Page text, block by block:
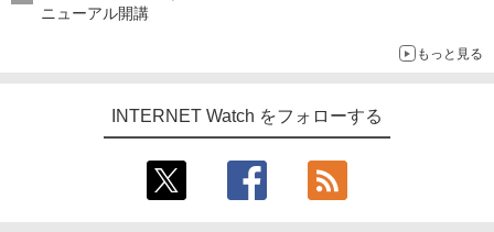
ニューアル開講
もっと見る
INTERNET Watch をフォローする